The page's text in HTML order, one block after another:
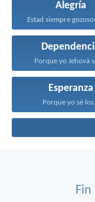
Alegría
Porque yo Jehová
Esperanza
Porque yo sé
Fin